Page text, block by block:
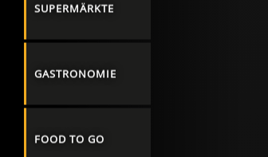
SUPERMÄRKTE
GASTRONOMIE
FOOD TO GO